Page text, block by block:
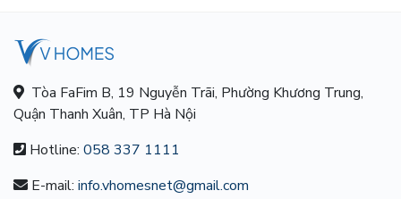
Tòa FaFim B, 19 Nguyễn Trãi, Phường Khương Trung,
Quận Thanh Xuân, TP Hà Nội
Hotline: 058 337 1111
E-mail: info.vhomesnet@gmail.com